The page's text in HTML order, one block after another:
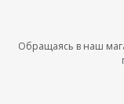
Обращаясь в наш